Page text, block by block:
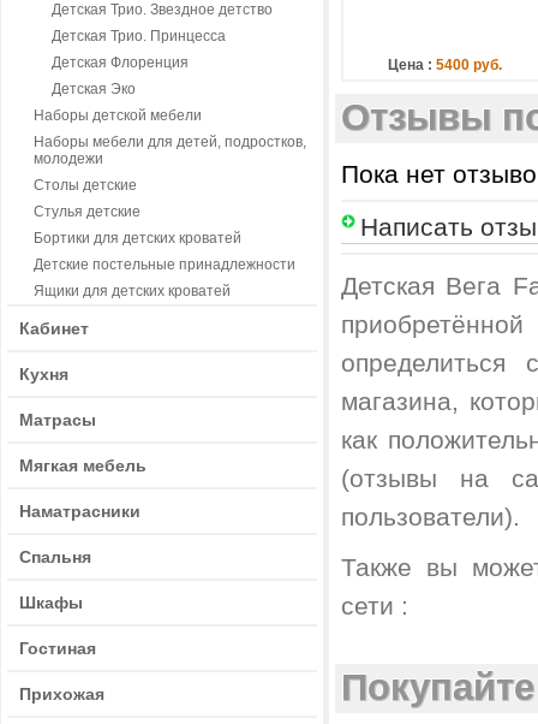
Детская Трио. Звездное детство
Детская Трио. Принцесса
Детская Флоренция
Детская Эко
Наборы детской мебели
Наборы мебели для детей, подростков,
молодежи
Столы детские
Стулья детские
Бортики для детских кроватей
Детские постельные принадлежности
Ящики для детских кроватей
Кабинет
Кухня
Матрасы
Мягкая мебель
Наматрасники
Спальня
Шкафы
Гостиная
Прихожая
Цена : 5400 руб.
Отзывы
Пока нет
Написать
Детская Вега
определиться
магазина,
как
(отзывы на
пользователи).
Также вы
сети :